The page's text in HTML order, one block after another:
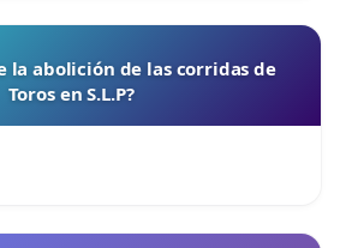
la abolición de las corridas de
Toros en S.L.P?